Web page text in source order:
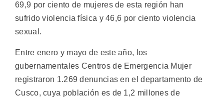
69,9 por ciento de mujeres de esta región han
sufrido violencia física y 46,6 por ciento violencia
sexual.
Entre enero y mayo de este año, los
gubernamentales Centros de Emergencia Mujer
registraron 1.269 denuncias en el departamento de
Cusco, cuya población es de 1,2 millones de